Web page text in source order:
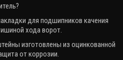
для подшипников качения
хода ворот.
изготовлены из оцинкованной
от коррозии.